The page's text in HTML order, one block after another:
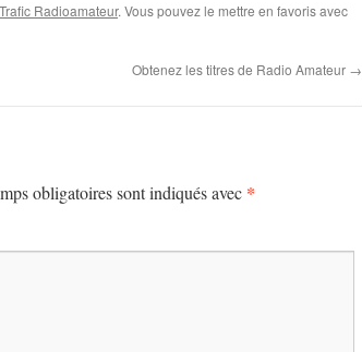
Trafic Radioamateur. Vous pouvez le mettre en favoris avec
Obtenez les titres de Radio Amateur →
obligatoires sont indiqués avec *